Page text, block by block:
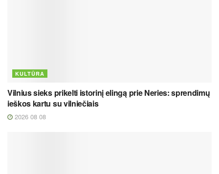
KULTŪRA
Vilnius sieks prikelti istorinį elingą prie Neries: sprendimų
ieškos kartu su vilniečiais
2026 08 08